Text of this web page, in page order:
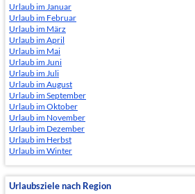
Urlaub im Januar
Urlaub im Februar
Urlaub im März
Urlaub im April
Urlaub im Mai
Urlaub im Juni
Urlaub im Juli
Urlaub im August
Urlaub im September
Urlaub im Oktober
Urlaub im November
Urlaub im Dezember
Urlaub im Herbst
Urlaub im Winter
Urlaubsziele nach Region